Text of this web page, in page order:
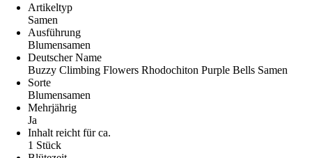
Artikeltyp
Samen
Ausführung
Blumensamen
Deutscher Name
Buzzy Climbing Flowers Rhodochiton Purple Bells Samen
Sorte
Blumensamen
Mehrjährig
Ja
Inhalt reicht für ca.
1 Stück